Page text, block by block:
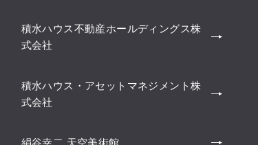
積水ハウス不動産ホールディングス株
式会社
積水ハウス・アセットマネジメント株
式会社